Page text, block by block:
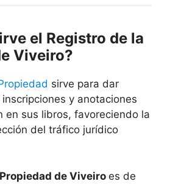
el Registro de la
Viveiro?
sirve para dar
y anotaciones
en sus libros, favoreciendo la
del tráfico jurídico
de Viveiro es de